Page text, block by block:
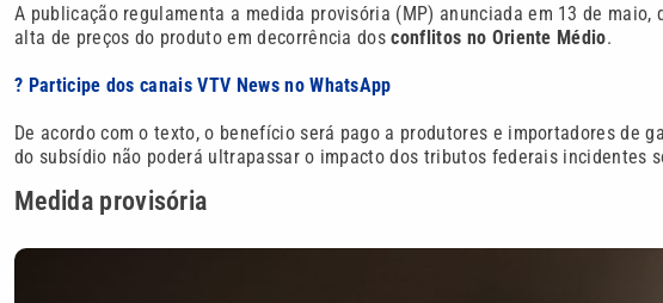
A publicação regulamenta a medida provisória (MP) anunciada em 13 de
alta de preços do produto em decorrência dosconflitos no Oriente Médio.
? Participe dos canais VTV News no WhatsApp
De acordo com o texto, o benefício será pago a produtores e importadores de
do subsídio não poderá ultrapassar o impacto dos tributos federais incidentes
Medida provisória